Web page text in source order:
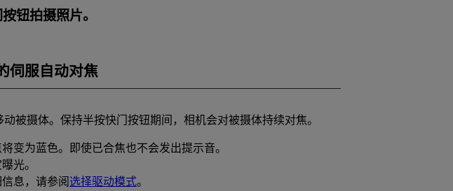
钮拍摄照片。
伺服自动对焦
被摄体。保持半按快门按钮期间，相机会对被摄体持续对焦。
变为蓝色。即使已合焦也不会发出提示音。
光。
息，请参阅 选择驱动模式。